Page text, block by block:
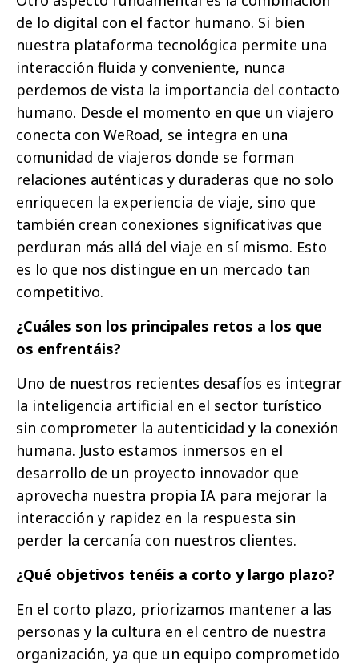
de lo digital con el factor humano. Si bien
nuestra plataforma tecnológica permite una
interacción fluida y conveniente, nunca
perdemos de vista la importancia del contacto
humano. Desde el momento en que un viajero
conecta con WeRoad, se integra en una
comunidad de viajeros donde se forman
relaciones auténticas y duraderas que no solo
enriquecen la experiencia de viaje, sino que
también crean conexiones significativas que
perduran más allá del viaje en sí mismo. Esto
es lo que nos distingue en un mercado tan
competitivo.
¿Cuáles son los principales retos a los que
os enfrentáis?
Uno de nuestros recientes desafíos es integrar
la inteligencia artificial en el sector turístico
sin comprometer la autenticidad y la conexión
humana. Justo estamos inmersos en el
desarrollo de un proyecto innovador que
aprovecha nuestra propia IA para mejorar la
interacción y rapidez en la respuesta sin
perder la cercanía con nuestros clientes.
¿Qué objetivos tenéis a corto y largo plazo?
En el corto plazo, priorizamos mantener a las
personas y la cultura en el centro de nuestra
organización, ya que un equipo comprometido